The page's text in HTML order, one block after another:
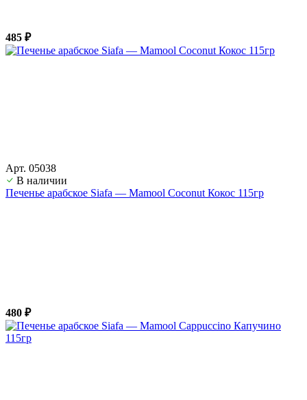
485 ₽
Арт. 05038
В наличии
Печенье арабское Siafa — Mamool Coconut Кокос 115гр
480 ₽